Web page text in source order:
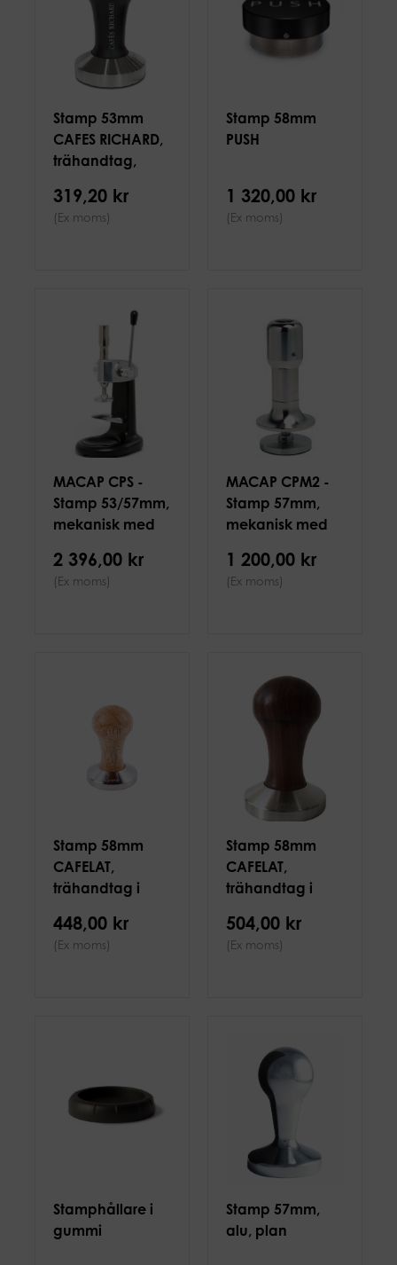
Stamp 53mm
CAFES RICHARD,
trähandtag,
319,20 kr
(Ex moms)
Stamp 58mm
PUSH
1 320,00 kr
(Ex moms)
MACAP CPS -
Stamp 53/57mm,
mekanisk med
2 396,00 kr
(Ex moms)
MACAP CPM2 -
Stamp 57mm,
mekanisk med
1 200,00 kr
(Ex moms)
Stamp 58mm
CAFELAT,
trähandtag i
448,00 kr
(Ex moms)
Stamp 58mm
CAFELAT,
trähandtag i
504,00 kr
(Ex moms)
Stamphållare i
gummi
Stamp 57mm,
alu, plan